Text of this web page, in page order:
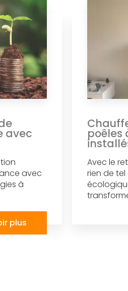
avec
avec
à
plus
poêles
Avec le
rien de